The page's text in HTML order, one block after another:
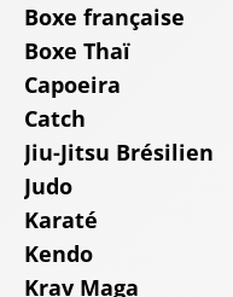
Boxe française
Boxe Thaï
Capoeira
Catch
Jiu-Jitsu Brésilien
Judo
Karaté
Kendo
Krav Maga